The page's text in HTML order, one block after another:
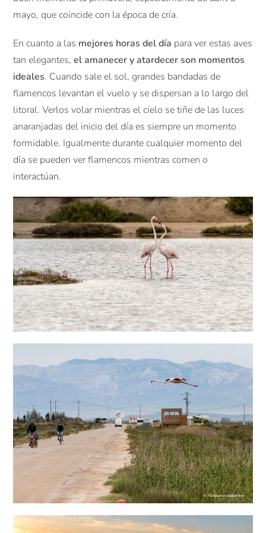
mayo, que coincide con la época de cría.
En cuanto a las mejores horas del día para ver estas aves
tan elegantes,el amanecer y atardecer son momentos
ideales. Cuando sale el sol, grandes bandadas de
flamencos levantan el vuelo y se dispersan a lo largo del
litoral. Verlos volar mientras el cielo se tiñe de las luces
anaranjadas del inicio del día es siempre un momento
formidable. Igualmente durante cualquier momento del
día se pueden ver flamencos mientras comen o
interactúan.